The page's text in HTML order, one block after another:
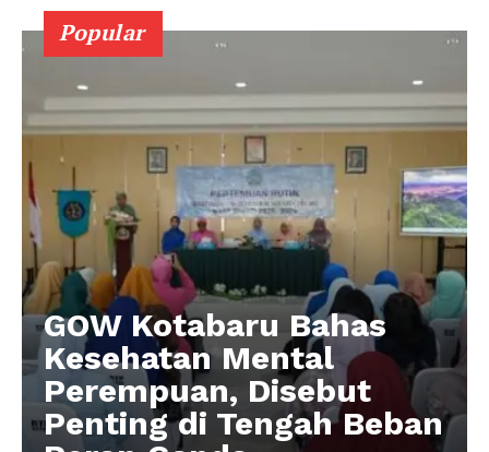
Popular
GOW Kotabaru Bahas
Kesehatan Mental
Perempuan, Disebut
Penting di Tengah Beban